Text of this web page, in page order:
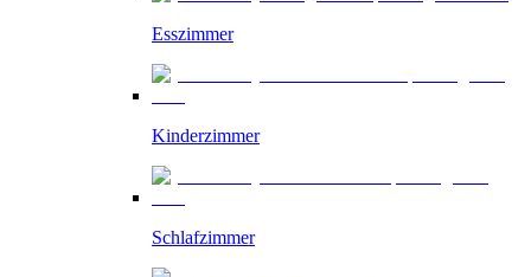
Esszimmer
Kinderzimmer
Schlafzimmer